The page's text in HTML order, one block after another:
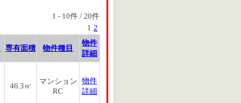
1 - 10件 / 20件
1 2
専有面積 物件種目
物件
詳細
46.3㎡
マンション
RC
物件
詳細